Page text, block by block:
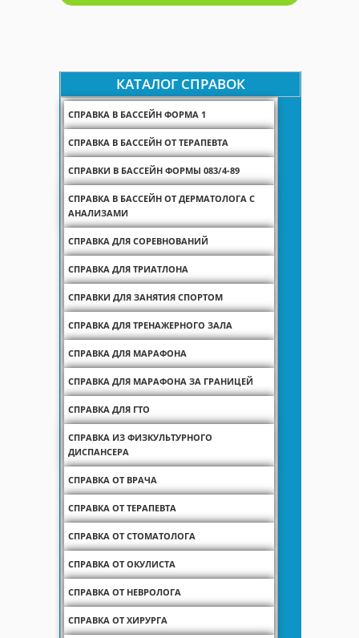
КАТАЛОГ СПРАВОК
СПРАВКА В БАССЕЙН ФОРМА 1
СПРАВКА В БАССЕЙН ОТ ТЕРАПЕВТА
СПРАВКИ В БАССЕЙН ФОРМЫ 083/4-89
СПРАВКА В БАССЕЙН ОТ ДЕРМАТОЛОГА С
АНАЛИЗАМИ
СПРАВКА ДЛЯ СОРЕВНОВАНИЙ
СПРАВКА ДЛЯ ТРИАТЛОНА
СПРАВКИ ДЛЯ ЗАНЯТИЯ СПОРТОМ
СПРАВКА ДЛЯ ТРЕНАЖЕРНОГО ЗАЛА
СПРАВКА ДЛЯ МАРАФОНА
СПРАВКА ДЛЯ МАРАФОНА ЗА ГРАНИЦЕЙ
СПРАВКА ДЛЯ ГТО
СПРАВКА ИЗ ФИЗКУЛЬТУРНОГО
ДИСПАНСЕРА
СПРАВКА ОТ ВРАЧА
СПРАВКА ОТ ТЕРАПЕВТА
СПРАВКА ОТ СТОМАТОЛОГА
СПРАВКА ОТ ОКУЛИСТА
СПРАВКА ОТ НЕВРОЛОГА
СПРАВКА ОТ ХИРУРГА